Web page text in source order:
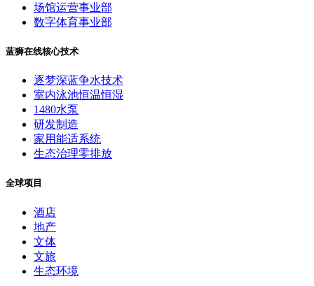
场馆运营事业部
数字体育事业部
蓝狮在线核心技术
逐梦深蓝争水技术
室内泳池恒温恒湿
1480水泵
研发制造
家用能适系统
生态治理零排放
全球项目
酒店
地产
文体
文旅
生态环境